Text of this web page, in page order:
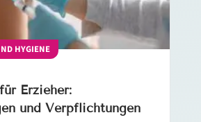
HYGIENE
Erzieher:
und Verpflichtungen